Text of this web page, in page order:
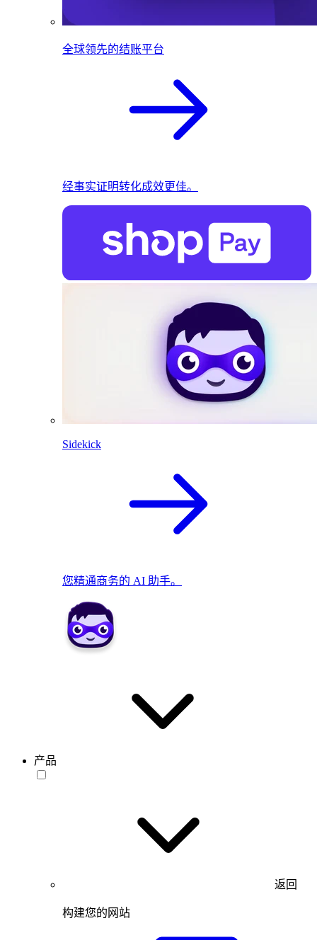
全球领先的结账平台
经事实证明转化成效更佳。
Sidekick
您精通商务的 AI 助手。
产品
返回
构建您的网站